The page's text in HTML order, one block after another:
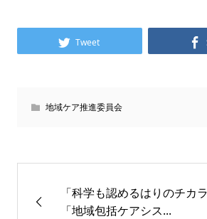
Tweet
地域ケア推進委員会
「科学も認めるはりのチカ
「地域包括ケアシス...